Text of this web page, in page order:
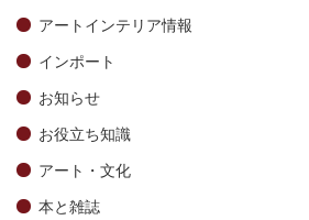
アートインテリア情報
インポート
お知らせ
お役立ち知識
アート・文化
本と雑誌